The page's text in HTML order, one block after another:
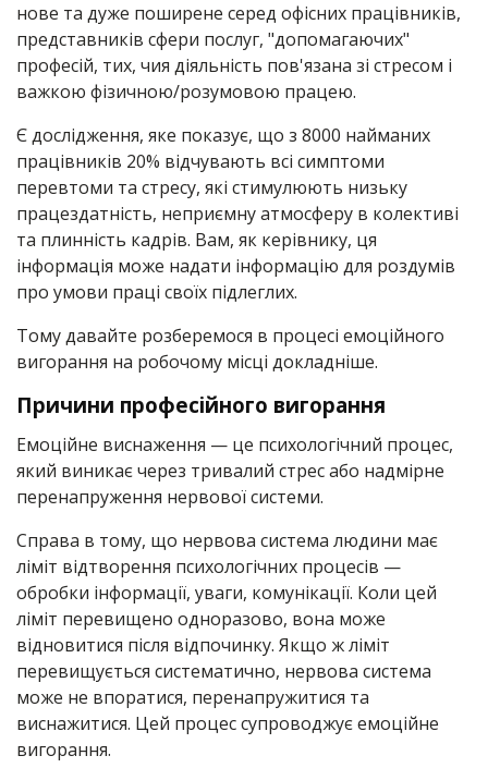
нове та дуже поширене серед офісних працівників,
представників сфери послуг, "допомагаючих"
професій, тих, чия діяльність пов'язана зі стресом і
важкою фізичною/розумовою працею.
Є дослідження, яке показує, що з 8000 найманих
працівників 20% відчувають всі симптоми
перевтоми та стресу, які стимулюють низьку
працездатність, неприємну атмосферу в колективі
та плинність кадрів. Вам, як керівнику, ця
інформація може надати інформацію для роздумів
про умови праці своїх підлеглих.
Тому давайте розберемося в процесі емоційного
вигорання на робочому місці докладніше.
Причини професійного вигорання
Емоційне виснаження — це психологічний процес,
який виникає через тривалий стрес або надмірне
перенапруження нервової системи.
Справа в тому, що нервова система людини має
ліміт відтворення психологічних процесів —
обробки інформації, уваги, комунікації. Коли цей
ліміт перевищено одноразово, вона може
відновитися після відпочинку. Якщо ж ліміт
перевищується систематично, нервова система
може не впоратися, перенапружитися та
виснажитися. Цей процес супроводжує емоційне
вигорання.